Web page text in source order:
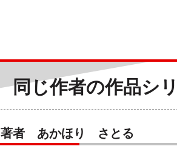
同じ作者の作品シ
著者 あかほり さとる